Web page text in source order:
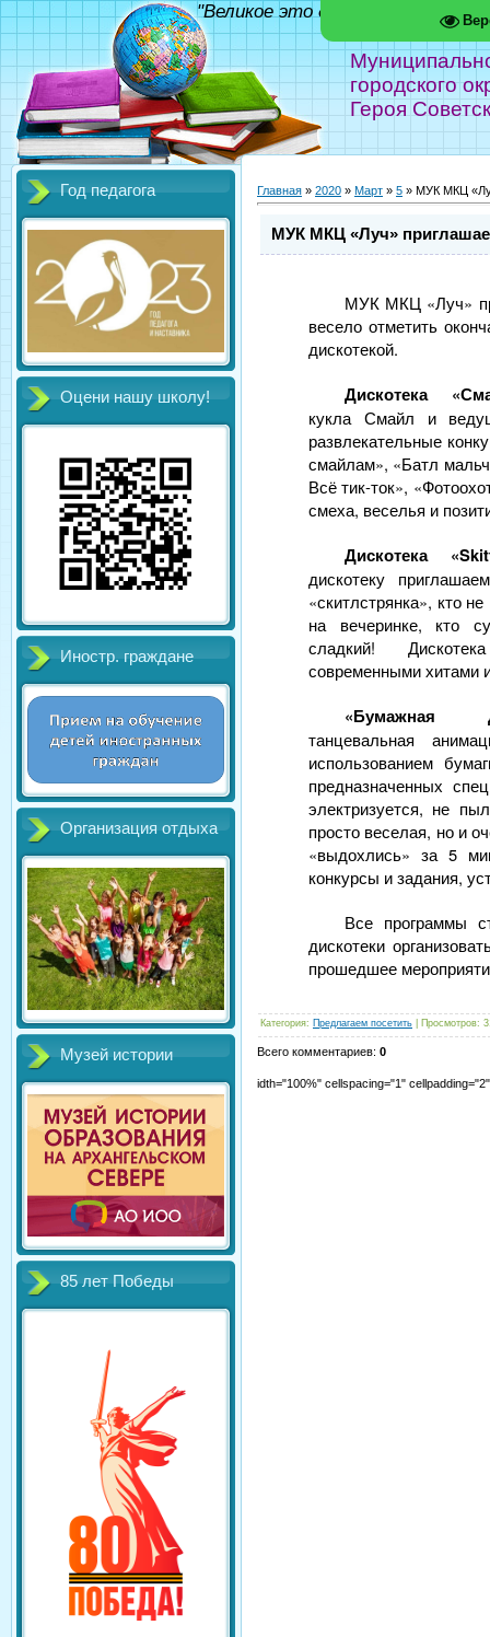
городского
Героя
"Великое это дело - школа!"
Год педагога
Оцени нашу школу!
Иностр. граждане
Организация отдыха
Музей истории
85 лет Победы
Главная » 2020 » Март » 5 » МУК МКЦ
МУК МКЦ «Луч»
МУК МКЦ «Луч»
весело отметить
дискотекой.
Дискотека
кукла Смайл и
развлекательные
смайлам», «Батл
Всё тик-ток»,
смеха, веселья и
Дискотека
дискотеку
«скитлстрянка», кто
на вечеринке, кто
сладкий!
современными хитами
«Бумажная
танцевальная
использованием
предназначенных
электризуется, не
просто веселая, но и
«выдохлись» за 5
конкурсы и задания,
Все программы
дискотеки
прошедшее
Категория: Предлагаем посетить Просмотров:
Всего комментариев: 0
idth="100%" cellspacing="1"